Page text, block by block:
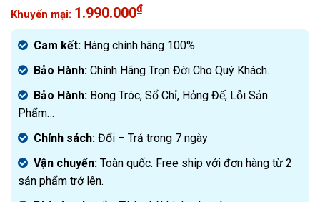
Giá
gốc
là:
4.000.000₫.
1.990.000₫
Giá
hiện
tại
là:
1.990.000₫.
Cam kết: Hàng chính hãng 100%
Bảo Hành: Chính Hãng Trọn Đời Cho Quý Khách.
Bảo Hành: Bong Tróc, Sổ Chỉ, Hỏng Đế, Lỗi Sản
Phẩm…
Chính sách: Đổi – Trả trong 7 ngày
Vận chuyển: Toàn quốc. Free ship với đơn hàng từ 2
sản phẩm trở lên.